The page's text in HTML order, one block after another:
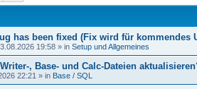
has been fixed (Fix wird für kommendes
19:58 » in Setup und Allgemeines
, Base- und Calc-Dateien
22:21 » in Base / SQL